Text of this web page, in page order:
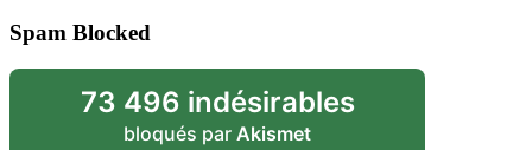
Spam Blocked
73 496 indésirables
bloqués par Akismet